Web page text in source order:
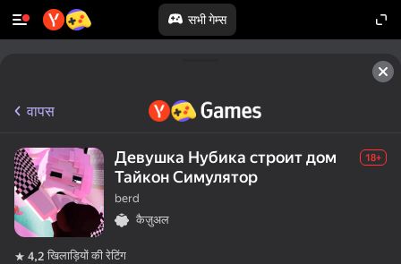
सभी गेम्स
वापस
Девушка Нубика строит дом
Тайкон Симулятор
18+
berd
कैज़ुअल
4,2 खिलाड़ियों की रेटिंग